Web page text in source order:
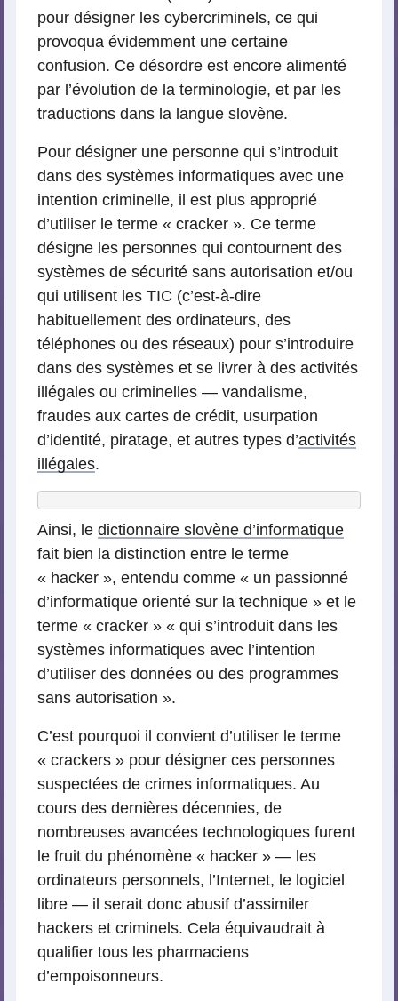
pour désigner les cybercriminels, ce qui
provoqua évidemment une certaine
confusion. Ce désordre est encore alimenté
par l’évolution de la terminologie, et par les
traductions dans la langue slovène.
Pour désigner une personne qui s’introduit
dans des systèmes informatiques avec une
intention criminelle, il est plus approprié
d’utiliser le terme « cracker ». Ce terme
désigne les personnes qui contournent des
systèmes de sécurité sans autorisation et/ou
qui utilisent les TIC (c’est-à-dire
habituellement des ordinateurs, des
téléphones ou des réseaux) pour s’introduire
dans des systèmes et se livrer à des activités
illégales ou criminelles — vandalisme,
fraudes aux cartes de crédit, usurpation
d’identité, piratage, et autres types d’activités
illégales.
Ainsi, le dictionnaire slovène d’informatique
fait bien la distinction entre le terme
« hacker », entendu comme « un passionné
d’informatique orienté sur la technique » et le
terme « cracker » « qui s’introduit dans les
systèmes informatiques avec l’intention
d’utiliser des données ou des programmes
sans autorisation ».
C’est pourquoi il convient d’utiliser le terme
« crackers » pour désigner ces personnes
suspectées de crimes informatiques. Au
cours des dernières décennies, de
nombreuses avancées technologiques furent
le fruit du phénomène « hacker » — les
ordinateurs personnels, l’Internet, le logiciel
libre — il serait donc abusif d’assimiler
hackers et criminels. Cela équivaudrait à
qualifier tous les pharmaciens
d’empoisonneurs.